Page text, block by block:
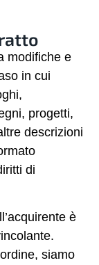
modifiche e
in cui
progetti,
descrizioni
di
è
siamo